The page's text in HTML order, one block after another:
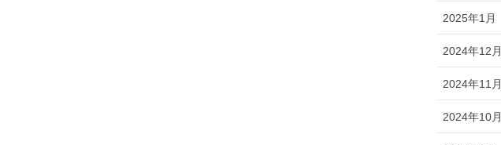
2025年1月
2024年12月
2024年11月
2024年10月